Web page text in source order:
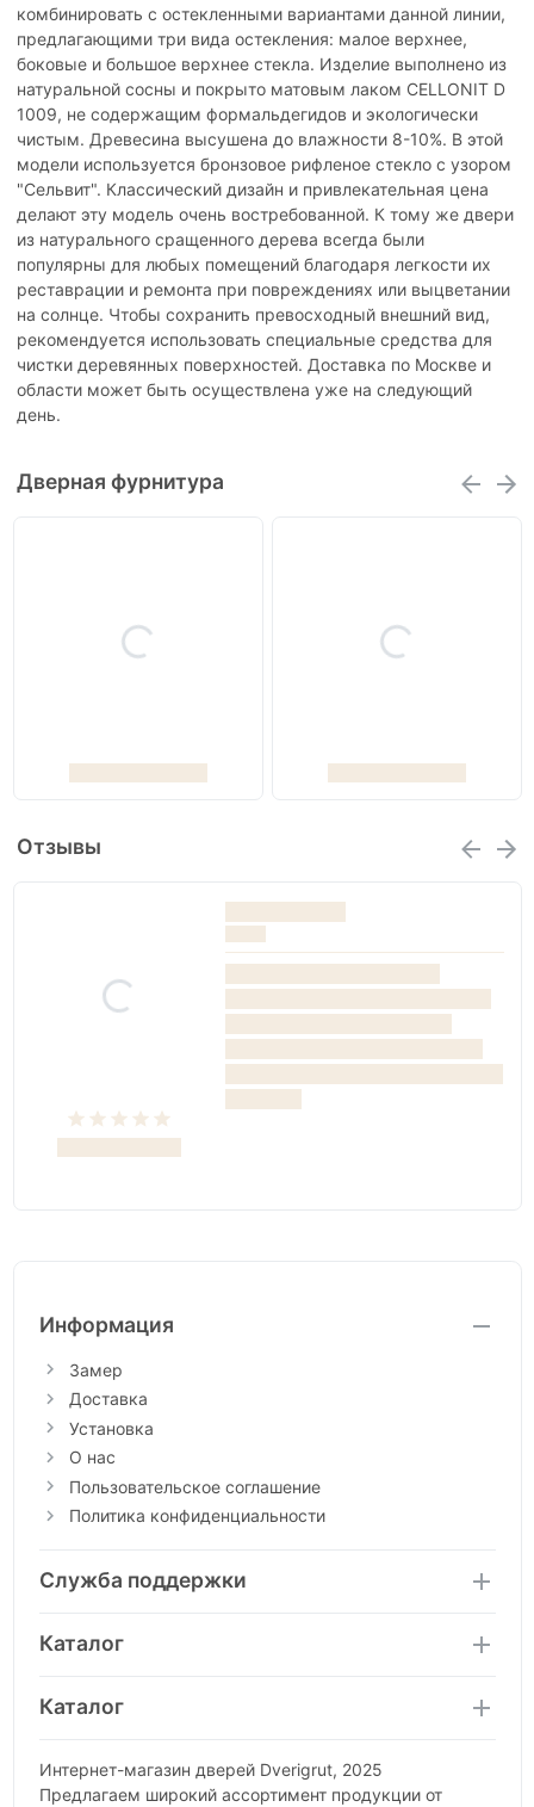
комбинировать с остекленными вариантами данной линии,
предлагающими три вида остекления: малое верхнее,
боковые и большое верхнее стекла. Изделие выполнено из
натуральной сосны и покрыто матовым лаком CELLONIT D
1009, не содержащим формальдегидов и экологически
чистым. Древесина высушена до влажности 8-10%. В этой
модели используется бронзовое рифленое стекло с узором
"Сельвит". Классический дизайн и привлекательная цена
делают эту модель очень востребованной. К тому же двери
из натурального сращенного дерева всегда были
популярны для любых помещений благодаря легкости их
реставрации и ремонта при повреждениях или выцветании
на солнце. Чтобы сохранить превосходный внешний вид,
рекомендуется использовать специальные средства для
чистки деревянных поверхностей. Доставка по Москве и
области может быть осуществлена уже на следующий
день.
Дверная фурнитура
Отзывы
Информация
Замер
Доставка
Установка
О нас
Пользовательское соглашение
Политика конфиденциальности
Служба поддержки
Каталог
Каталог
Интернет-магазин дверей Dverigrut, 2025
Предлагаем широкий ассортимент продукции от